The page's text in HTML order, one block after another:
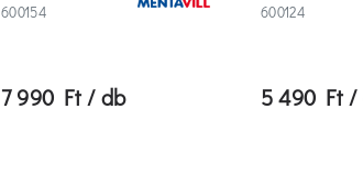
600154
7 990 Ft / db
600124
5 490 Ft /